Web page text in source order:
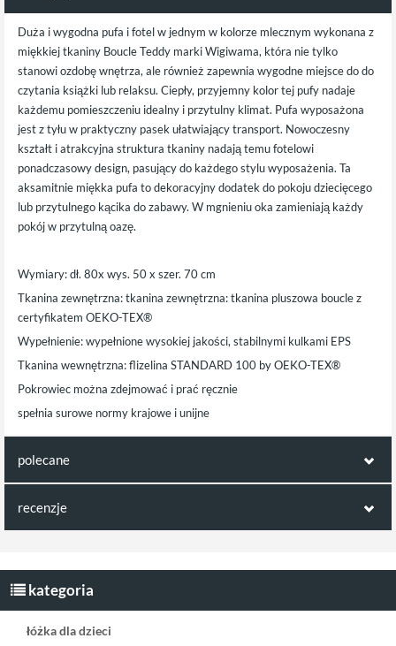
Duża i wygodna pufa i fotel w jednym w kolorze mlecznym wykonana z
miękkiej tkaniny Boucle Teddy marki Wigiwama, która nie tylko
stanowi ozdobę wnętrza, ale również zapewnia wygodne miejsce do do
czytania książki lub relaksu. Ciepły, przyjemny kolor tej pufy nadaje
każdemu pomieszczeniu idealny i przytulny klimat. Pufa wyposażona
jest z tyłu w praktyczny pasek ułatwiający transport. Nowoczesny
kształt i atrakcyjna struktura tkaniny nadają temu fotelowi
ponadczasowy design, pasujący do każdego stylu wyposażenia. Ta
aksamitnie miękka pufa to dekoracyjny dodatek do pokoju dziecięcego
lub przytulnego kącika do zabawy. W mgnieniu oka zamieniają każdy
pokój w przytulną oazę.
Wymiary: dł. 80x wys. 50 x szer. 70 cm
Tkanina zewnętrzna: tkanina zewnętrzna: tkanina pluszowa boucle z
certyfikatem OEKO-TEX®
Wypełnienie: wypełnione wysokiej jakości, stabilnymi kulkami EPS
Tkanina wewnętrzna: flizelina STANDARD 100 by OEKO-TEX®
Pokrowiec można zdejmować i prać ręcznie
spełnia surowe normy krajowe i unijne
polecane
polecamy również poniższe produkty:
miś Boucle Teddy
mleczna
piłka Boucle Teddy
recenzje
Napisz pierwszą recenzję jako klient!
kategoria
łóżka dla dzieci